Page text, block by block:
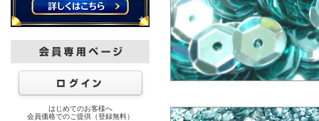
はじめてのお客様へ
会員価格でのご提供（登録無料）